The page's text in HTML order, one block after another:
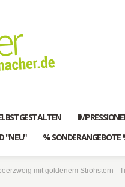
"NEU" % SONDERANGEBOTE
mit goldenem Strohstern -